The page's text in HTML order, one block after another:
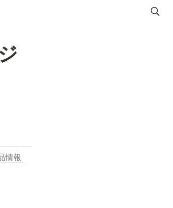
情報